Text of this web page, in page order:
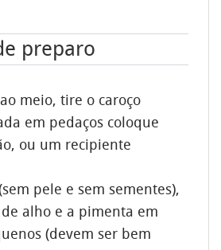
preparo
meio, tire o caroço
em pedaços coloque
ou um recipiente
pele e sem sementes),
alho e a pimenta em
(devem ser bem